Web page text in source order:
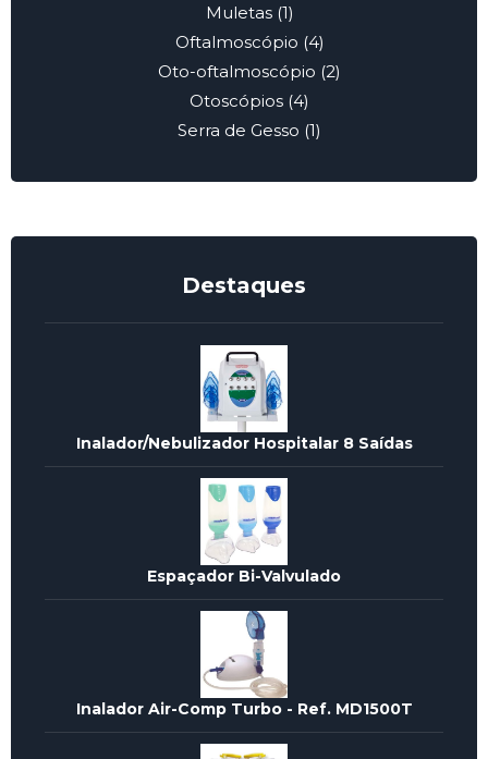
Muletas (1)
Oftalmoscópio (4)
Oto-oftalmoscópio (2)
Otoscópios (4)
Serra de Gesso (1)
Destaques
Inalador/Nebulizador Hospitalar 8 Saídas
Espaçador Bi-Valvulado
Inalador Air-Comp Turbo - Ref. MD1500T